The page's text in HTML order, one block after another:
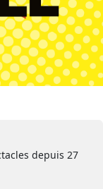
depuis 27